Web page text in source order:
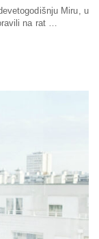
Miru, u
na rat …